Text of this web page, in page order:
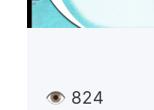
👁 824